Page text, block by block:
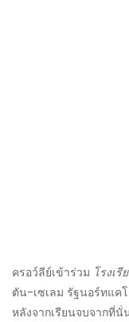
ครอว์ลีย์เข้าร่วม โรงเ
ตัน-เซเลม รัฐนอร์ทแค
หลังจากเรียนจบจากที่นั่